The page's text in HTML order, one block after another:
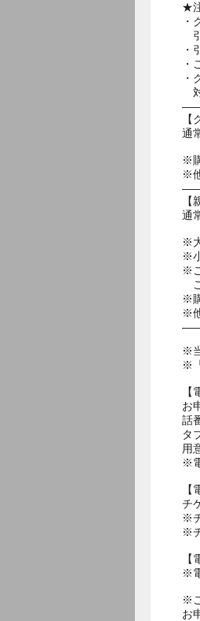
★
・
・
・
・
【
通
※
※
【
通
※
※
※
※
※
※
※
お
話
タ
用
※
チ
※
※
※
※
お